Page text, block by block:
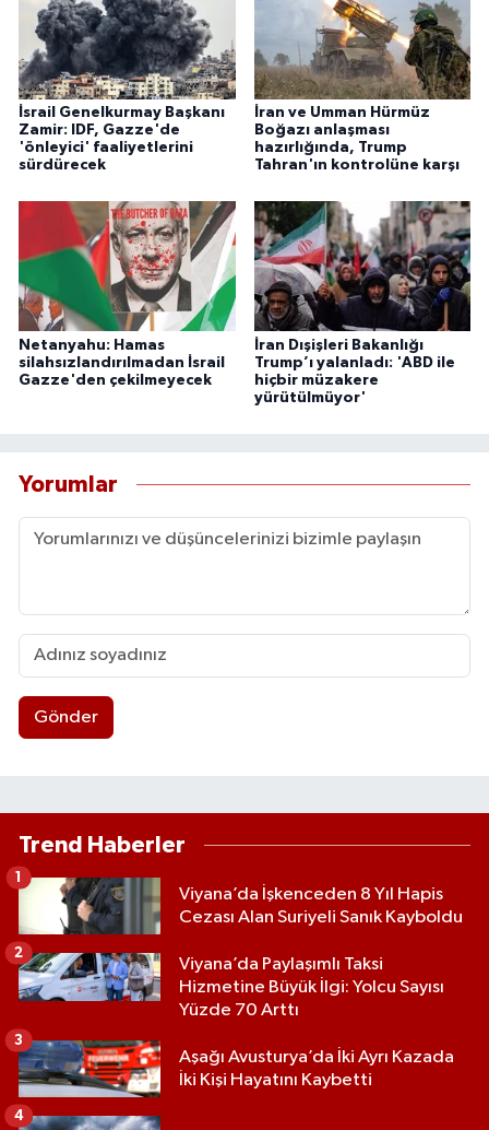
İsrail Genelkurmay Başkanı
Zamir: IDF, Gazze'de
'önleyici' faaliyetlerini
sürdürecek
İran ve Umman Hürmüz
Boğazı anlaşması
hazırlığında, Trump
Tahran'ın kontrolüne karşı
Netanyahu: Hamas
silahsızlandırılmadan İsrail
Gazze'den çekilmeyecek
İran Dışişleri Bakanlığı
Trump’ı yalanladı: 'ABD ile
hiçbir müzakere
yürütülmüyor'
Yorumlar
Gönder
Trend Haberler
Viyana’da İşkenceden 8 Yıl Hapis
Cezası Alan Suriyeli Sanık Kayboldu
1
Viyana’da Paylaşımlı Taksi
Hizmetine Büyük İlgi: Yolcu Sayısı
Yüzde 70 Arttı
2
Aşağı Avusturya’da İki Ayrı Kazada
İki Kişi Hayatını Kaybetti
3
4